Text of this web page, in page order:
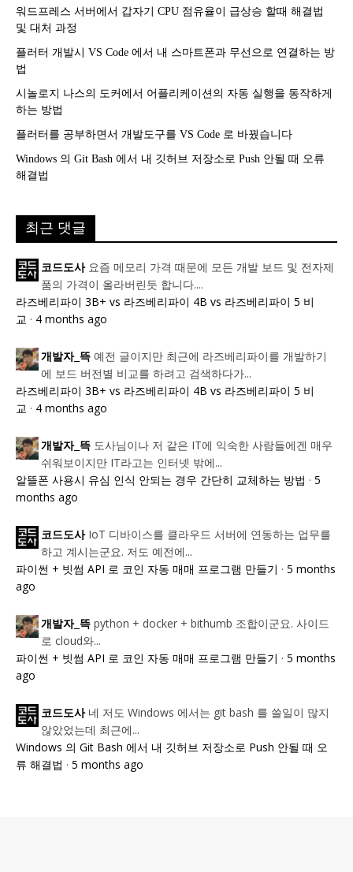
워드프레스 서버에서 갑자기 CPU 점유율이 급상승 할때 해결법
및 대처 과정
플러터 개발시 VS Code 에서 내 스마트폰과 무선으로 연결하는 방
법
시놀로지 나스의 도커에서 어플리케이션의 자동 실행을 동작하게
하는 방법
플러터를 공부하면서 개발도구를 VS Code 로 바꿨습니다
Windows 의 Git Bash 에서 내 깃허브 저장소로 Push 안될 때 오류
해결법
최근 댓글
코드도사 요즘 메모리 가격 때문에 모든 개발 보드 및 전자제
품의 가격이 올라버린듯 합니다....
라즈베리파이 3B+ vs 라즈베리파이 4B vs 라즈베리파이 5 비
교 · 4 months ago
개발자_뜩 예전 글이지만 최근에 라즈베리파이를 개발하기
에 보드 버전별 비교를 하려고 검색하다가...
라즈베리파이 3B+ vs 라즈베리파이 4B vs 라즈베리파이 5 비
교 · 4 months ago
개발자_뜩 도사님이나 저 같은 IT에 익숙한 사람들에겐 매우
쉬워보이지만 IT라고는 인터넷 밖에...
알뜰폰 사용시 유심 인식 안되는 경우 간단히 교체하는 방법 · 5
months ago
코드도사 IoT 디바이스를 클라우드 서버에 연동하는 업무를
하고 계시는군요. 저도 예전에...
파이썬 + 빗썸 API 로 코인 자동 매매 프로그램 만들기 · 5 months
ago
개발자_뜩 python + docker + bithumb 조합이군요. 사이드
로 cloud와...
파이썬 + 빗썸 API 로 코인 자동 매매 프로그램 만들기 · 5 months
ago
코드도사 네 저도 Windows 에서는 git bash 를 쓸일이 많지
않았었는데 최근에...
Windows 의 Git Bash 에서 내 깃허브 저장소로 Push 안될 때 오
류 해결법 · 5 months ago